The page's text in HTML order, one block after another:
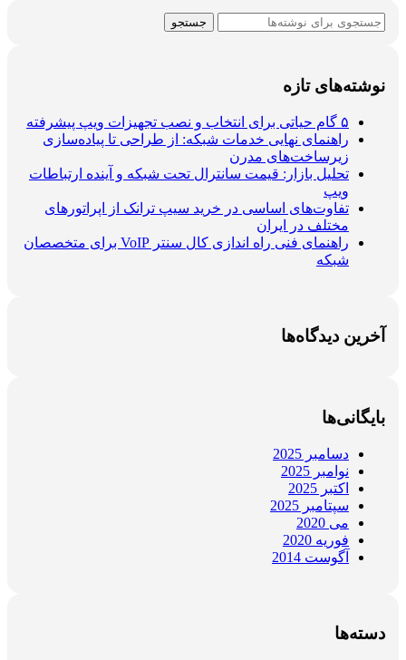
جستجو
نوشته‌های تازه
۵ گام حیاتی برای انتخاب و نصب تجهیزات ویپ پیشرفته
راهنمای نهایی خدمات شبکه: از طراحی تا پیاده‌سازی
زیرساخت‌های مدرن
تحلیل بازار: قیمت سانترال تحت شبکه و آینده ارتباطات
ویپ
تفاوت‌های اساسی در خرید سیپ ترانک از اپراتورهای
مختلف در ایران
راهنمای فنی راه اندازی کال سنتر VoIP برای متخصصان
شبکه
آخرین دیدگاه‌ها
بایگانی‌ها
دسامبر 2025
نوامبر 2025
اکتبر 2025
سپتامبر 2025
می 2020
فوریه 2020
آگوست 2014
دسته‌ها